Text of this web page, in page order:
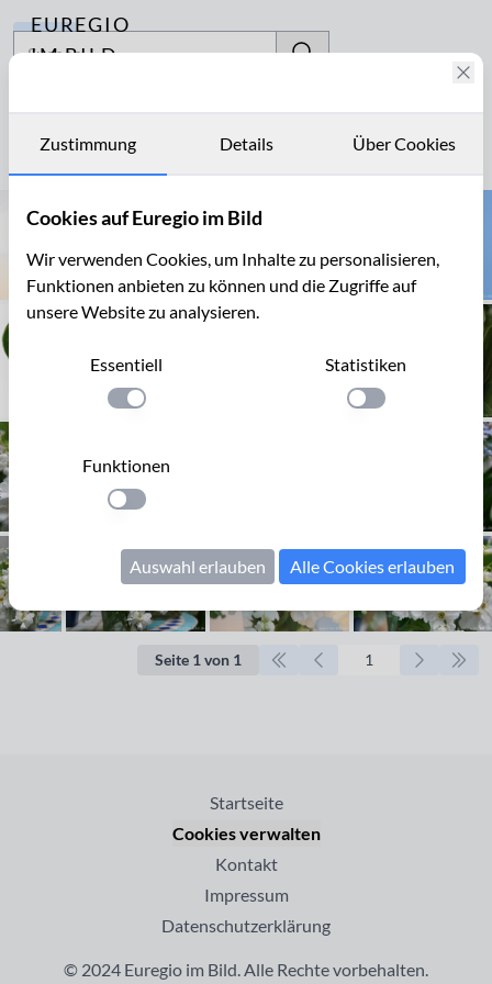
EUREGIO
IM BILD
Archiv
Kontakt
Archiv
Seite 1 von 1
Startseite
Cookies verwalten
Kontakt
Impressum
Datenschutzerklärung
© 2024 Euregio im Bild. Alle Rechte vorbehalten.
Zustimmung Details Über Cookies
Cookies auf Euregio im Bild
Wir verwenden Cookies, um Inhalte zu personalisieren,
Funktionen anbieten zu können und die Zugriffe auf
unsere Website zu analysieren.
Essentiell
Einstellung anwenden
Statistiken
Einstellung
Funktionen
Einstellung anwenden
Auswahl erlauben Alle Cookies erlauben